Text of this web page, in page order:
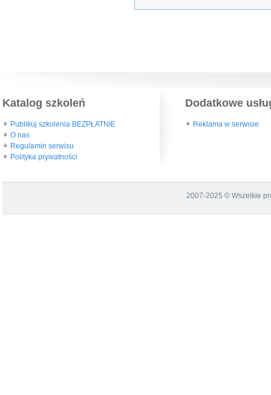
Katalog szkoleń
Publikuj szkolenia BEZPŁATNIE
O nas
Regulamin serwisu
Polityka prywatności
Dodatkowe
Reklama w serwisie
2007-2025 © Wszelkie